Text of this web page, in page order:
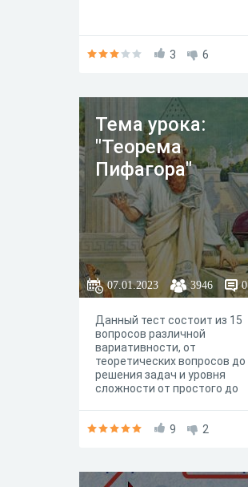
3 6
Тема урока:
"Теорема
Пифагора"
07.01.2023 3946 0
Данный тест состоит из 15
вопросов различной
вариативности, от
теоретических вопросов до
решения задач и уровня
сложности от простого до
9
2